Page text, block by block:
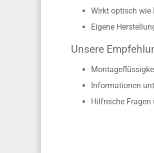
Wirkt optisch wie
Eigene
Unsere
Informationen
Hilfreiche Fragen